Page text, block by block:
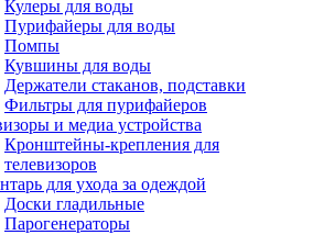
Кулеры для воды
Пурифайеры для воды
Помпы
Кувшины для воды
Держатели стаканов, подставки
Фильтры для пурифайеров
и медиа устройства
Кронштейны-крепления для
телевизоров
для ухода за одеждой
Доски гладильные
Парогенераторы